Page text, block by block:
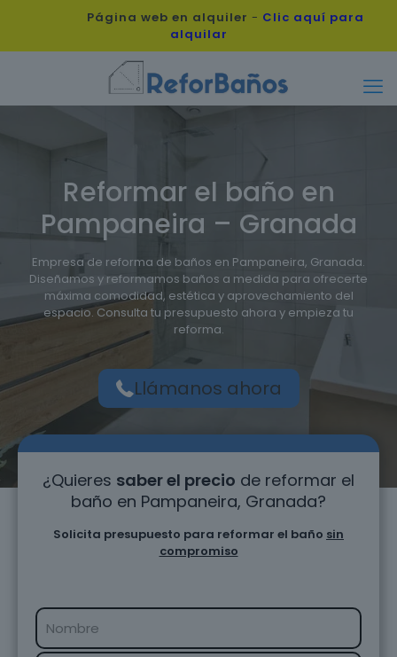
Página web en alquiler - Clic aquí para
alquilar
Reformar el baño en
Pampaneira – Granada
Empresa de reforma de baños en Pampaneira, Granada.
Diseñamos y reformamos baños a medida para ofrecerte
máxima comodidad, estética y aprovechamiento del
espacio. Consulta tu presupuesto ahora y empieza tu
reforma.
Llámanos ahora
¿Quieres saber el precio de reformar el
baño en Pampaneira, Granada?
Solicita presupuesto para reformar el baño sin
compromiso